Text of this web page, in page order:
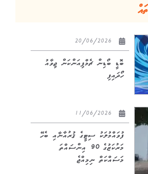
ބޮޑީ ބޯޑިން ޗެމްޕިއަންކަން ޖިވާއު
ހޯދައިފި
ފުވައްމުލަކު ސިޓީގެ ޤުރުއާނާއި ބެހޭ
މަރުކަޒުގެ 90 އިންސައްތަ
މަސައްކަތް ނިމިއްޖެ